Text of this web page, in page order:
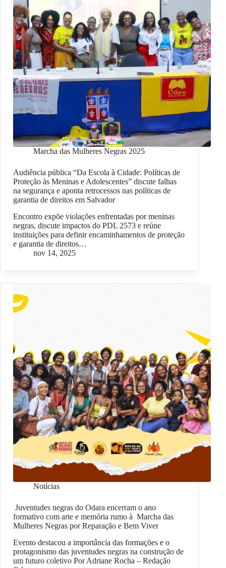
Marcha das Mulheres Negras 2025
Audiência pública “Da Escola à Cidade: Políticas de
Proteção às Meninas e Adolescentes” discute falhas
na segurança e aponta retrocessos nas políticas de
garantia de direitos em Salvador
Encontro expõe violações enfrentadas por meninas
negras, discute impactos do PDL 2573 e reúne
instituições para definir encaminhamentos de proteção
e garantia de direitos…
nov 14, 2025
Notícias
Juventudes negras do Odara encerram o ano
formativo com arte e memória rumo à Marcha das
Mulheres Negras por Reparação e Bem Viver
Evento destacou a importância das formações e o
protagonismo das juventudes negras na construção de
um futuro coletivo Por Adriane Rocha – Redação